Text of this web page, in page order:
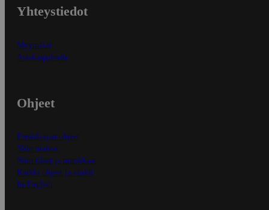
Yhteystiedot
Myymälät
Asiakaspalvelu
Ohjeet
Ensitilaajan ohjeet
Näin maksat
Näin tilaat ja muokkaat
Kaikki ohjeet ja vinkit
In English